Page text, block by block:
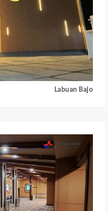
Labuan Bajo